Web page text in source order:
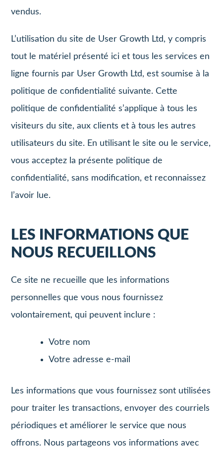
vendus.
L’utilisation du site de User Growth Ltd, y compris
tout le matériel présenté ici et tous les services en
ligne fournis par User Growth Ltd, est soumise à la
politique de confidentialité suivante. Cette
politique de confidentialité s’applique à tous les
visiteurs du site, aux clients et à tous les autres
utilisateurs du site. En utilisant le site ou le service,
vous acceptez la présente politique de
confidentialité, sans modification, et reconnaissez
l’avoir lue.
LES INFORMATIONS QUE
NOUS RECUEILLONS
Ce site ne recueille que les informations
personnelles que vous nous fournissez
volontairement, qui peuvent inclure :
Votre nom
Votre adresse e-mail
Les informations que vous fournissez sont utilisées
pour traiter les transactions, envoyer des courriels
périodiques et améliorer le service que nous
offrons. Nous partageons vos informations avec